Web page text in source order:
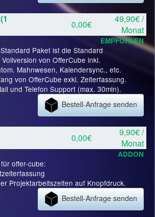
0,00€
49,90€ /
Monat
EMPFOHLEN
Paket ist die Standard
von OfferCube inkl.
Mahnwesen, Kalendersync., etc.
von OfferCube exkl. Zeiterfassung.
und Telefon Support (max. 30min).
Bestell-Anfrage senden
0,00€
9,90€ /
Monat
ADDON
offer-cube:
Projektarbeitszeiten auf Knopfdruck.
Bestell-Anfrage senden